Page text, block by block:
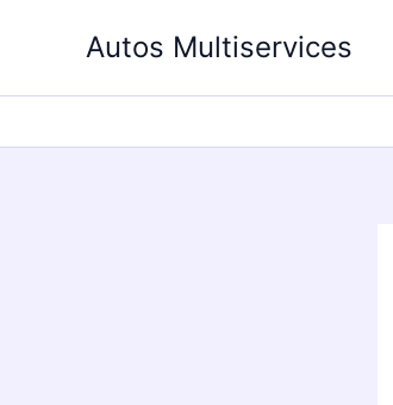
Autos Multiservices